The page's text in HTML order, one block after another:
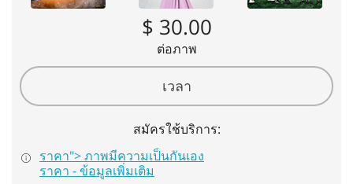
$ 30.00
ต่อภาพ
เวลา
สมัครใช้บริการ:
ราคา"> ภาพมีความเป็นกันเอง
ราคา - ข้อมูลเพิ่มเติม